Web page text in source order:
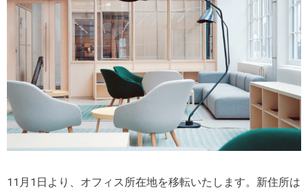
11月1日より、オフィス所在地を移転いたします。新住所は